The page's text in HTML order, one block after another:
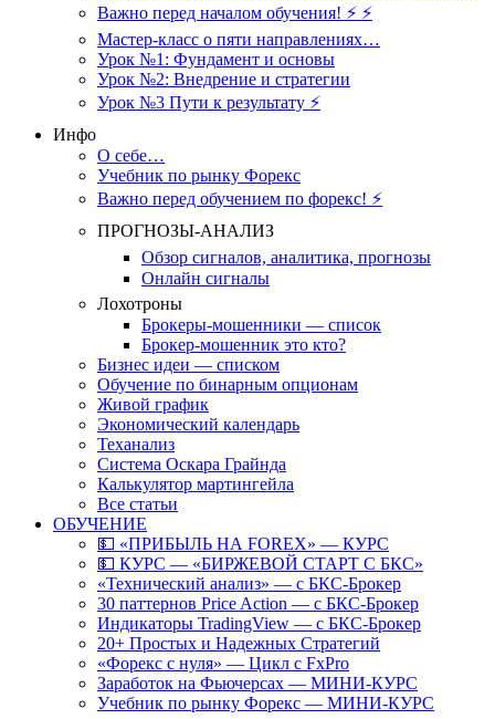
Важно перед началом обучения! ⚡ ⚡
Мастер-класс о пяти направлениях…
Урок №1: Фундамент и основы
Урок №2: Внедрение и стратегии
Урок №3 Пути к результату ⚡️
Инфо
О себе…
Учебник по рынку Форекс
Важно перед обучением по форекс! ⚡
ПРОГНОЗЫ-АНАЛИЗ
Обзор сигналов, аналитика, прогнозы
Онлайн сигналы
Лохотроны
Брокеры-мошенники — список
Брокер-мошенник это кто?
Бизнес идеи — списком
Обучение по бинарным опционам
Живой график
Экономический календарь
Теханализ
Система Оскара Грайнда
Калькулятор мартингейла
Все статьи
ОБУЧЕНИЕ
💵 «ПРИБЫЛЬ НА FOREX» — КУРС
💵 КУРС — «БИРЖЕВОЙ СТАРТ С БКС»
«Технический анализ» — с БКС-Брокер
30 паттернов Price Action — с БКС-Брокер
Индикаторы TradingView — с БКС-Брокер
20+ Простых и Надежных Стратегий
«Форекс с нуля» — Цикл с FxPro
Заработок на Фьючерсах — МИНИ-КУРС
Учебник по рынку Форекс — МИНИ-КУРС